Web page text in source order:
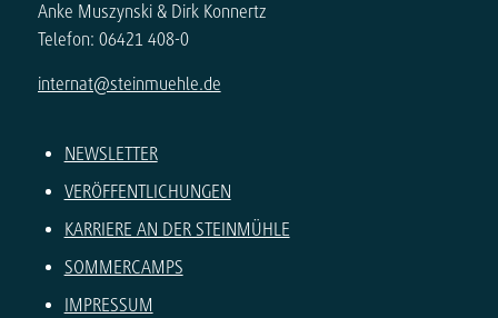
Anke Muszynski & Dirk Konnertz
Telefon: 06421 408-0
internat@steinmuehle.de
NEWSLETTER
VERÖFFENTLICHUNGEN
KARRIERE AN DER STEINMÜHLE
SOMMERCAMPS
IMPRESSUM